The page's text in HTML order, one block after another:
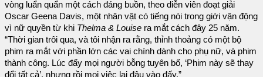
vòng luẩn quẩn một cách đáng buồn, theo diễn viên đoạt giải
Oscar Geena Davis, một nhân vật có tiếng nói trong giới vận động
vì nữ quyền từ khi Thelma & Louise ra mắt cách đây 25 năm.
“Thời gian trôi qua, và tôi nhận ra rằng, thỉnh thoảng có một bộ
phim ra mắt với phần lớn các vai chính dành cho phụ nữ, và phim
thành công. Lúc đấy mọi người bỗng tuyên bố, ‘Phim này sẽ thay
đổi tất cả’, nhưng rồi mọi việc lại đâu vào đấy.”